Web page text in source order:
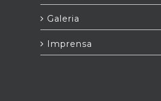
Galeria
Imprensa